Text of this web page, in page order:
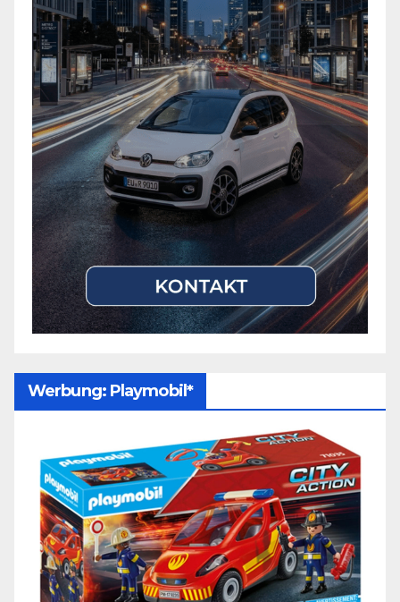
Werbung: Playmobil*